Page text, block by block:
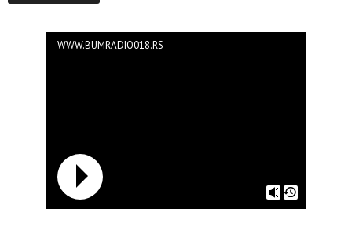
WWW.BUMRADIO018.RS